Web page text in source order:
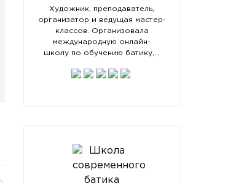
Художник, преподаватель,
организатор и ведущая мастер-
классов. Организовала
международную онлайн-
школу по обучению батику,…